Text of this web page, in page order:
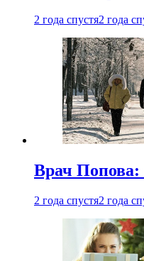
2 года спустя2 года
Врач Попова:
2 года спустя2 года